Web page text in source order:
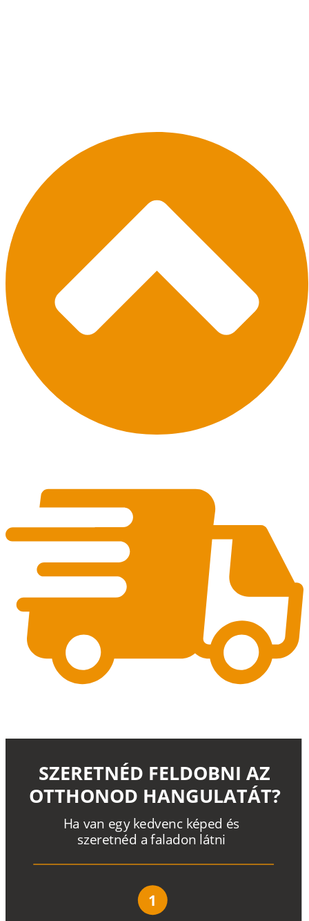
Ha van egy kedvenc képed és
szeretnéd a faladon látni
SZERETNÉD FELDOBNI AZ
OTTHONOD HANGULATÁT?
1